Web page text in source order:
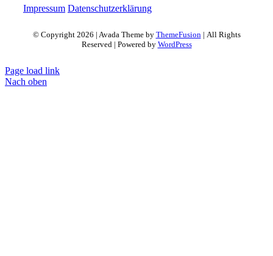
Impressum Datenschutzerklärung
© Copyright 2026 | Avada Theme by ThemeFusion | All Rights
Reserved | Powered by WordPress
Page load link
Nach oben